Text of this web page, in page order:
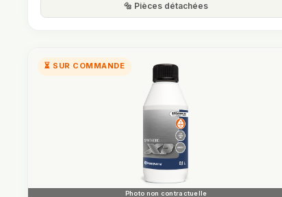
🔩 Pièces détachées
⏳ SUR COMMANDE